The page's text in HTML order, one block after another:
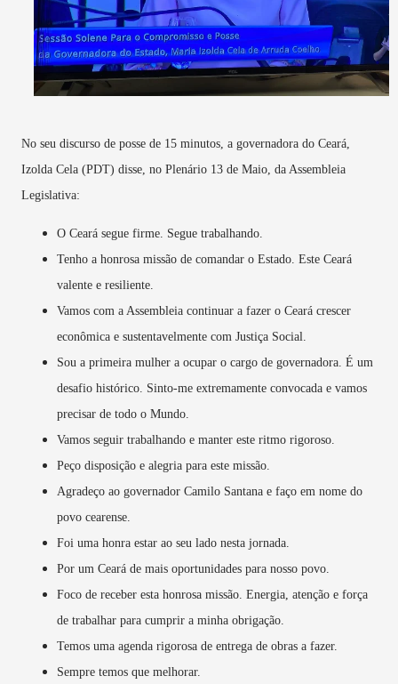
No seu discurso de posse de 15 minutos, a governadora do Ceará,
Izolda Cela (PDT) disse, no Plenário 13 de Maio, da Assembleia
Legislativa:
O Ceará segue firme. Segue trabalhando.
Tenho a honrosa missão de comandar o Estado. Este Ceará
valente e resiliente.
Vamos com a Assembleia continuar a fazer o Ceará crescer
econômica e sustentavelmente com Justiça Social.
Sou a primeira mulher a ocupar o cargo de governadora. É um
desafio histórico. Sinto-me extremamente convocada e vamos
precisar de todo o Mundo.
Vamos seguir trabalhando e manter este ritmo rigoroso.
Peço disposição e alegria para este missão.
Agradeço ao governador Camilo Santana e faço em nome do
povo cearense.
Foi uma honra estar ao seu lado nesta jornada.
Por um Ceará de mais oportunidades para nosso povo.
Foco de receber esta honrosa missão. Energia, atenção e força
de trabalhar para cumprir a minha obrigação.
Temos uma agenda rigorosa de entrega de obras a fazer.
Sempre temos que melhorar.